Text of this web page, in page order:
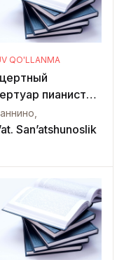
QO'LLANMA
пианиста
соната для
San’atshunoslik